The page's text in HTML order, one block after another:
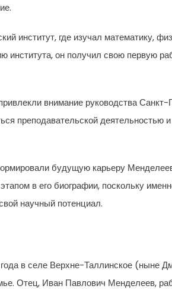
институт, где изучал математику,
института, он получил свою первую
внимание руководства Санкт-
преподавательской деятельностью
будущую карьеру
в его биографии, поскольку
научный потенциал.
в селе Верхне-Таллинское (ныне
Отец, Иван Павлович Менделеев,